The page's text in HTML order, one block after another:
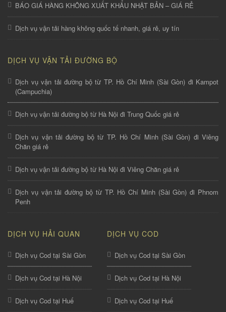
BÁO GIÁ HÀNG KHÔNG XUẤT KHẨU NHẬT BẢN – GIÁ RẺ
Dịch vụ vận tải hàng không quốc tế nhanh, giá rẻ, uy tín
DỊCH VỤ VẬN TẢI ĐƯỜNG BỘ
Dịch vụ vận tải đường bộ từ TP. Hồ Chí Minh (Sài Gòn) đi Kampot
(Campuchia)
Dịch vụ vận tải đường bộ từ Hà Nội đi Trung Quốc giá rẻ
Dịch vụ vận tải đường bộ từ TP. Hồ Chí Minh (Sài Gòn) đi Viêng
Chăn giá rẻ
Dịch vụ vận tải đường bộ từ Hà Nội đi Viêng Chăn giá rẻ
Dịch vụ vận tải đường bộ từ TP. Hồ Chí Minh (Sài Gòn) đi Phnom
Penh
DỊCH VỤ HẢI QUAN
Dịch vụ Cod tại Sài Gòn
Dịch vụ Cod tại Hà Nội
Dịch vụ Cod tại Huế
DỊCH VỤ COD
Dịch vụ Cod tại Sài Gòn
Dịch vụ Cod tại Hà Nội
Dịch vụ Cod tại Huế